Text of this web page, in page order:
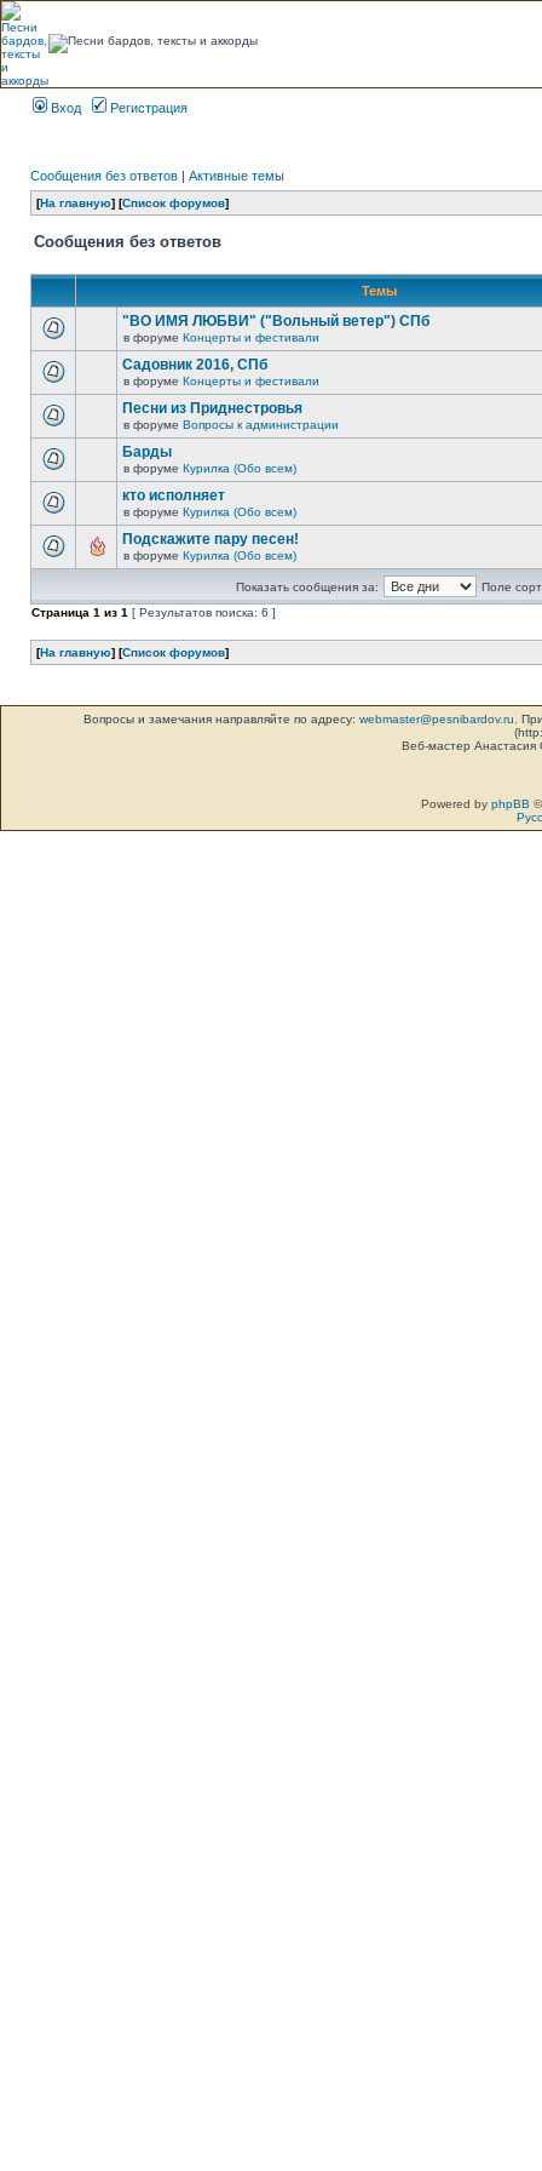
Вход Регистрация
Сообщения без ответов | Активные темы
[На главную] [Список форумов]
Сообщения без ответов
Темы
"ВО ИМЯ ЛЮБВИ" ("Вольный ветер") СПб
в форуме Концерты и фестивали
Садовник 2016, СПб
в форуме Концерты и фестивали
Песни из Приднестровья
в форуме Вопросы к администрации
Барды
в форуме Курилка (Обо всем)
кто исполняет
в форуме Курилка (Обо всем)
Подскажите пару песен!
в форуме Курилка (Обо всем)
Показать сообщения за:
Поле
Страница 1 из 1 [ Результатов поиска: 6 ]
[На главную] [Список форумов]
Вопросы и замечания направляйте по адресу: webmaster@pesnibardov.ru .
Веб-мастер
Powered by phpBB